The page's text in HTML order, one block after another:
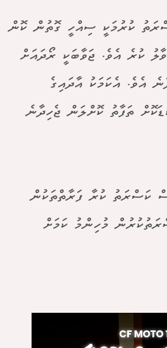
ކުރުމަކީ ސިއްހީ ގޮތުން ކޮން
ކުރެ އެވެ. ޖަވާބަކީ ރޯދައަށް
އެވެ. އެކަމަކު އާދައިގެ
ތަފާތު ކޮށްލަން ޖެހިދާނެ
ކަސްރަތު ކުރާ ފަރާތްތަކުން
މުހިންމު ކަމަށް